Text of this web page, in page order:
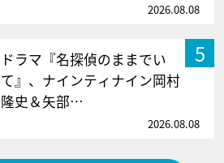
2026.08.08
5
ドラマ『名探偵のままでい
て』、ナインティナイン岡村
隆史＆矢部…
2026.08.08